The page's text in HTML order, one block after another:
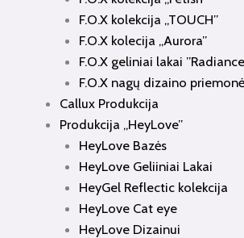
F.O.X kolekcija „TOUCH”
F.O.X kolecija „Aurora”
F.O.X geliniai lakai
F.O.X nagų dizaino
Callux Produkcija
Produkcija „HeyLove”
HeyLove Bazės
HeyLove Geliiniai Lakai
HeyGel Reflectic kolekcija
HeyLove Cat eye
HeyLove Dizainui